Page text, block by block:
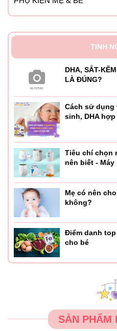
TINH
DHA, SẮT-
LÀ ĐÚNG?
Cách sử dụng
sinh, DHA
Tiêu chí chọn
nên biết -
Mẹ có nên
không?
Điểm danh
cho bé
SẢN PHẨM